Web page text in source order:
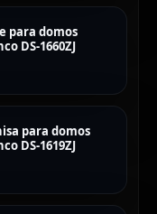
para domos
DS-1660ZJ
para domos
DS-1619ZJ